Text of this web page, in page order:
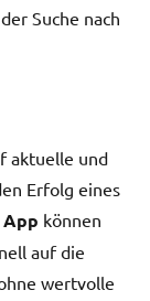
Suche nach
aktuelle und
Erfolg eines
App können
auf die
wertvolle